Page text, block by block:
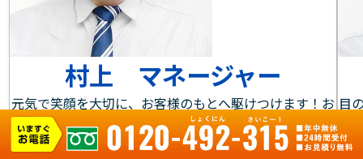
村上 マネージャー
元気で笑顔を大切に、お客様のもとへ駆けつけます！お
客様にとって身近な存在であることを大切にし、水まわ
りのお悩みやご要望に素早く対応します。水回りのお困
目
る